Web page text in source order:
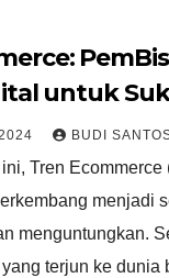
untuk
BUDI
Tren Ecommerce
menjadi
menguntungkan.
terjun ke dunia